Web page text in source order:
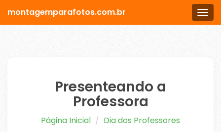
Menu
montagemparafotos.com.br
Presenteando a
Professora
Página Inicial
Dia dos Professores